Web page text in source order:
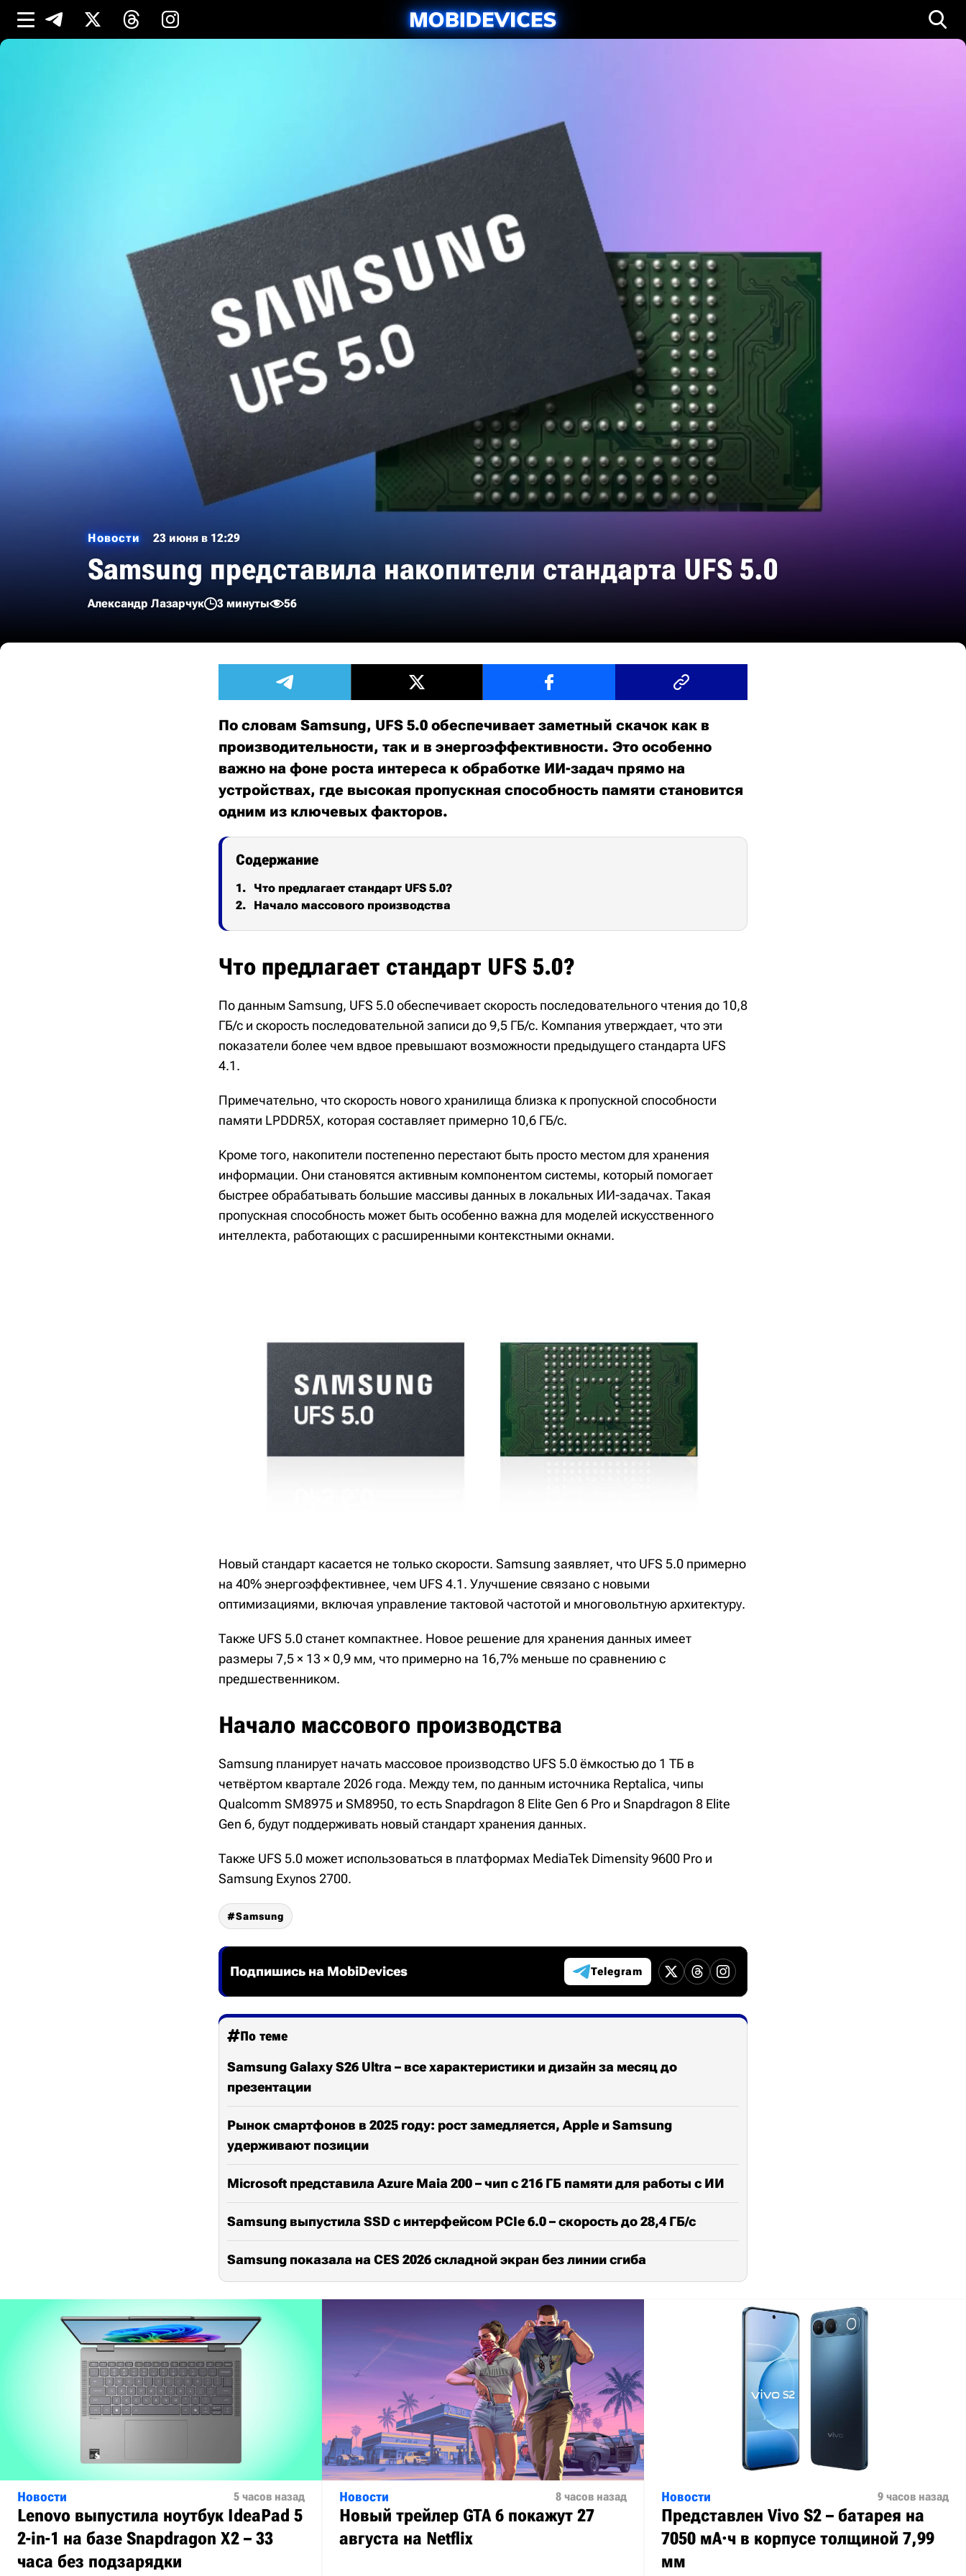
Новости 23 июня в 12:29
Samsung представила накопители стандарта UFS 5.0
Александр Лазарчук 3 минуты 56
По словам Samsung, UFS 5.0 обеспечивает заметный скачок как в
производительности, так и в энергоэффективности. Это особенно
важно на фоне роста интереса к обработке ИИ-задач прямо на
устройствах, где высокая пропускная способность памяти становится
одним из ключевых факторов.
Содержание
Что предлагает стандарт UFS 5.0?
Начало массового производства
Что предлагает стандарт UFS 5.0?
По данным Samsung, UFS 5.0 обеспечивает скорость последовательного чтения до 10,8
ГБ/с и скорость последовательной записи до 9,5 ГБ/с. Компания утверждает, что эти
показатели более чем вдвое превышают возможности предыдущего стандарта UFS
4.1.
Примечательно, что скорость нового хранилища близка к пропускной способности
памяти LPDDR5X, которая составляет примерно 10,6 ГБ/с.
Кроме того, накопители постепенно перестают быть просто местом для хранения
информации. Они становятся активным компонентом системы, который помогает
быстрее обрабатывать большие массивы данных в локальных ИИ-задачах. Такая
пропускная способность может быть особенно важна для моделей искусственного
интеллекта, работающих с расширенными контекстными окнами.
Новый стандарт касается не только скорости. Samsung заявляет, что UFS 5.0 примерно
на 40% энергоэффективнее, чем UFS 4.1. Улучшение связано с новыми
оптимизациями, включая управление тактовой частотой и многовольтную архитектуру.
Также UFS 5.0 станет компактнее. Новое решение для хранения данных имеет
размеры 7,5 × 13 × 0,9 мм, что примерно на 16,7% меньше по сравнению с
предшественником.
Начало массового производства
Samsung планирует начать массовое производство UFS 5.0 ёмкостью до 1 ТБ в
четвёртом квартале 2026 года. Между тем, по данным источника Reptalica, чипы
Qualcomm SM8975 и SM8950, то есть Snapdragon 8 Elite Gen 6 Pro и Snapdragon 8 Elite
Gen 6, будут поддерживать новый стандарт хранения данных.
Также UFS 5.0 может использоваться в платформах MediaTek Dimensity 9600 Pro и
Samsung Exynos 2700.
Samsung
Подпишись на MobiDevices Telegram
По теме
Samsung Galaxy S26 Ultra – все характеристики и дизайн за месяц до
презентации
Рынок смартфонов в 2025 году: рост замедляется, Apple и Samsung
удерживают позиции
Microsoft представила Azure Maia 200 – чип с 216 ГБ памяти для работы с ИИ
Samsung выпустила SSD с интерфейсом PCIe 6.0 – скорость до 28,4 ГБ/с
Samsung показала на CES 2026 складной экран без линии сгиба
Новости 5 часов назад
Lenovo выпустила ноутбук IdeaPad 5
2-in-1 на базе Snapdragon X2 – 33
часа без подзарядки
Новости 8 часов назад
Новый трейлер GTA 6 покажут 27
августа на Netflix
Новости 9 часов назад
Представлен Vivo S2 – батарея на
7050 мА·ч в корпусе толщиной 7,99
мм